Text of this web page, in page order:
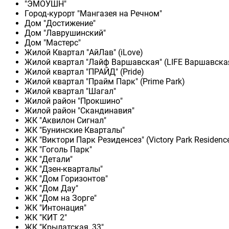
"ЭМОУШН"
Город-курорт "Мангазея на Речном"
Дом "Достижение"
Дом "Лаврушинский"
Дом "Мастерс"
Жилой Квартал "АйЛав" (iLove)
Жилой квартал "Лайф Варшавская" (LIFE
Жилой квартал "ПРАЙД" (Pride)
Жилой квартал "Прайм Парк" (Prime Park)
Жилой квартал "Шагал"
Жилой район "Прокшино"
Жилой район "Скандинавия"
ЖК "Аквилон Сигнал"
ЖК "Бунинские Кварталы"
ЖК "Виктори Парк Резиденсез" (Victory Park
ЖК "Гоголь Парк"
ЖК "Детали"
ЖК "Дзен-кварталы"
ЖК "Дом Горизонтов"
ЖК "Дом Дау"
ЖК "Дом на Зорге"
ЖК "Интонация"
ЖК "КИТ 2"